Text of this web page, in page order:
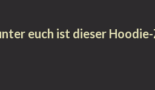
euch ist dieser